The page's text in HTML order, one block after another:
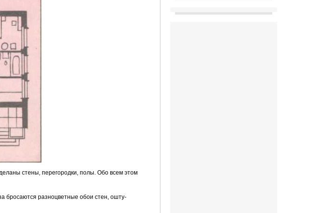
стены, перегородки, полы. Обо всем этом
бросаются разноцветные обои стен, ошту­